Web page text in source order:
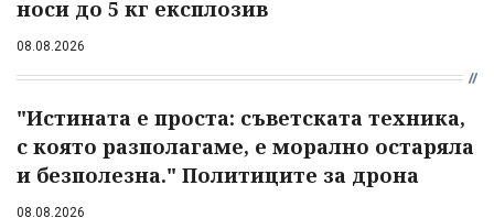
носи до 5 кг експлозив
08.08.2026
"Истината е проста: съветската техника,
с която разполагаме, е морално остаряла
и безполезна." Политиците за дрона
08.08.2026